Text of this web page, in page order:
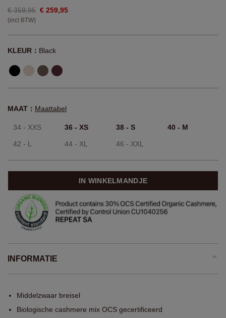
€ 359,95 € 259,95
(incl BTW)
KLEUR： Black
MAAT： Maattabel
34 - XXS 36 - XS 38 - S 40 - M
42 - L 44 - XL 46 - XXL
IN WINKELMANDJE
INFORMATIE
Middelzwaar breisel
Biologische cashmere mix OCS gecertificeerd